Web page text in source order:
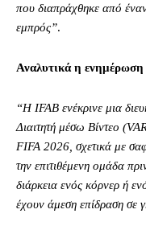
που διαπράχθηκε από
εμπρός”.
Αναλυτικά η
“Η IFAB ενέκρινε μια
Διαιτητή μέσω Βίντεο
FIFA 2026, σχετικά με
την επιτιθέμενη ομάδα
διάρκεια ενός κόρνερ ή
έχουν άμεση επίδραση σε